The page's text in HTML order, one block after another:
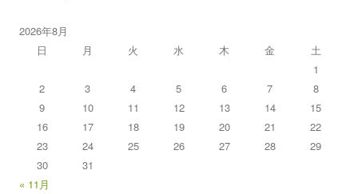
2026年8月
日
月 火 水 木 金
土
1
2
3 4 5 6 7
8
9
10 11 12 13 14
15
16
17 18 19 20 21
22
23
24 25 26 27 28
29
30
31
« 11月